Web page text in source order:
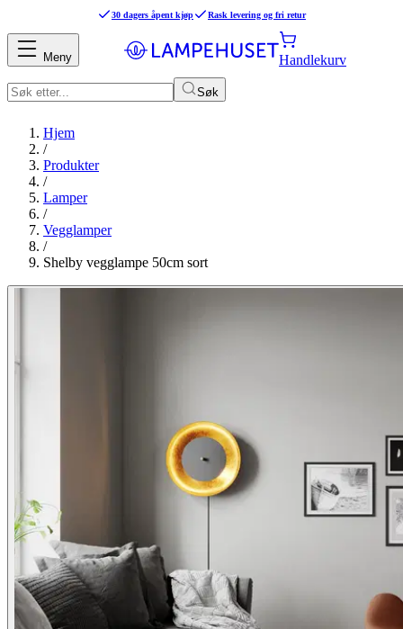
30 dagers åpent kjøp Rask levering og fri retur
Søk
Handlekurv
Meny
Hjem
/
Produkter
/
Lamper
/
Vegglamper
/
Shelby vegglampe 50cm sort